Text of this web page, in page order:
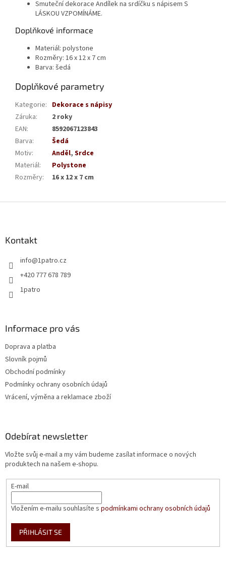
Smuteční dekorace Andílek na srdíčku s nápisem S
LÁSKOU VZPOMÍNÁME.
Doplňkové informace
Materiál: polystone
Rozměry: 16 x 12 x 7 cm
Barva: šedá
Doplňkové parametry
Kategorie: Dekorace s nápisy
Záruka:
2 roky
EAN:
8592067123843
Barva:
Šedá
Motiv: Anděl, Srdce
Materiál:
Polystone
Rozměry: 16 x 12 x 7 cm
Kontakt
info@1patro.cz
+420 777 678 789
1patro
Informace pro vás
Doprava a platba
Slovník pojmů
Obchodní podmínky
Podmínky ochrany osobních údajů
Vrácení, výměna a reklamace zboží
Odebírat newsletter
Vložte svůj e-mail a my vám budeme zasílat informace o nových
produktech na našem e-shopu.
E-mail
Vložením e-mailu souhlasíte s podmínkami ochrany osobních údajů
PŘIHLÁSIT SE